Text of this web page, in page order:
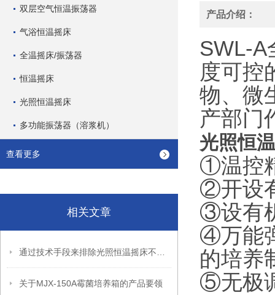
双层空气恒温振荡器
气浴恒温摇床
全温摇床/振荡器
恒温摇床
光照恒温摇床
多功能振荡器（溶浆机）
查看更多
相关文章
关于MJX-150A霉菌培养箱的产品要领
产品介绍：
SWL-A
度可控
物、微
产部门
光照恒
①温控
②开设
③设有
④万能
的培养
⑤无极